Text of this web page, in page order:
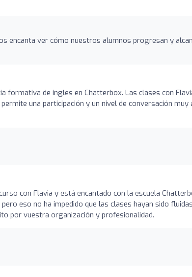
encanta ver cómo nuestros alumnos progresan y
formativa de ingles en Chatterbox. Las clases con
una participación y un nivel de conversación muy
con Flavia y está encantado con la escuela
eso no ha impedido que las clases hayan sido
por vuestra organización y profesionalidad.